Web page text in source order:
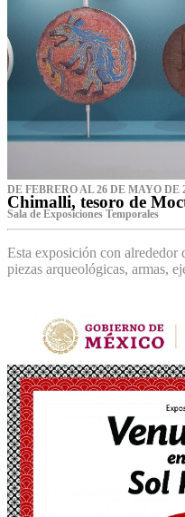
DE FEBRERO AL 26 DE MAYO DE
Chimalli, tesoro de
Sala de Exposiciones Temporales
Esta exposición con alrededor
piezas arqueológicas, armas,